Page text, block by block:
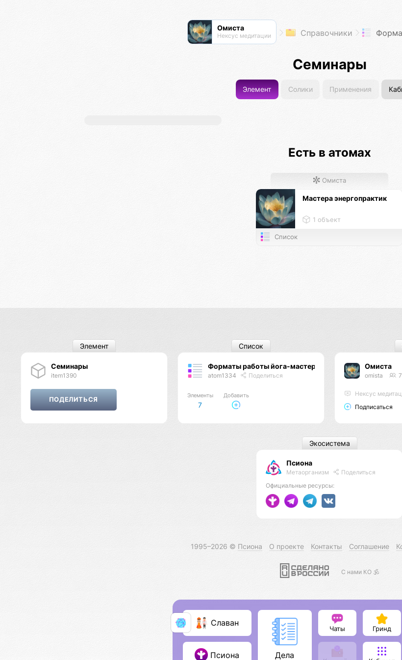
Омиста
Нексус медитации Справочники Форматы
Семинары
Элемент Солики Применения
Есть в атомах
Омиста
Мастера энергопрактик
1 объект
Список
Семинары
item1390
Элемент
Форматы работы йога-мастеров
atom1334 Поделиться
Элементы
7
Добавить
Список
Омиста
omista
Нексус
Подписаться
Псиона
Метаорганизм
Поделиться
Официальные ресурсы:
Экосистема
1995–2026 © Псиона О проекте Контакты Соглашение
С нами КО 🕉️
Славан
Псиона Дела
Чаты Гринд